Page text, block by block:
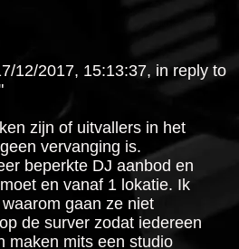
12/2017, 15:13:37, in reply to
zijn of uitvallers in het
vervanging is.
beperkte DJ aanbod en
en vanaf 1 lokatie. Ik
gaan ze niet
de surver zodat iedereen
maken mits een studio